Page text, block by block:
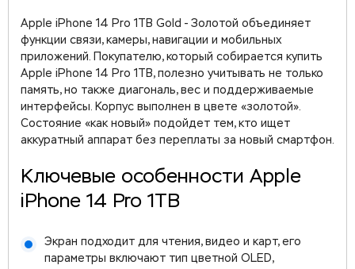
Apple iPhone 14 Pro 1TB Gold - Золотой объединяет
функции связи, камеры, навигации и мобильных
приложений. Покупателю, который собирается купить
Apple iPhone 14 Pro 1TB, полезно учитывать не только
память, но также диагональ, вес и поддерживаемые
интерфейсы. Корпус выполнен в цвете «золотой».
Состояние «как новый» подойдет тем, кто ищет
аккуратный аппарат без переплаты за новый смартфон.
Ключевые особенности Apple
iPhone 14 Pro 1TB
Экран подходит для чтения, видео и карт, его
параметры включают тип цветной OLED,